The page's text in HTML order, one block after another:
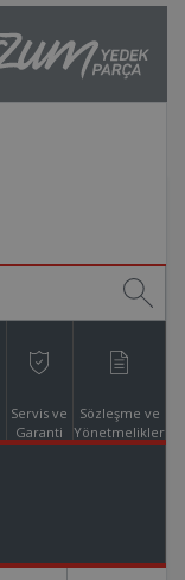
Servis ve
Garanti
Sözleşme ve
Yönetmelikler